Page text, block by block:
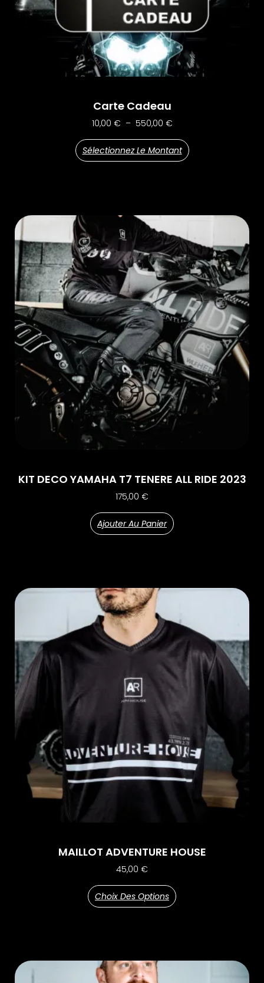
Carte Cadeau
10,00 € – 550,00 €
Sélectionnez Le Montant
KIT DECO YAMAHA T7 TENERE ALL RIDE 2023
175,00 €
Ajouter Au Panier
MAILLOT ADVENTURE HOUSE
45,00 €
Choix Des Options